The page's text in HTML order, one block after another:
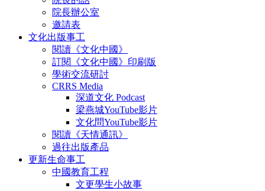
院長辦公室
邀請表
文化出版事工
閱讀《文化中國》
訂閱《文化中國》印刷版
學術交流研討
CRRS Media
深道文化 Podcast
梁燕城YouTube影片
文化問YouTube影片
閱讀《天情通訊》
過往出版產品
更新生命事工
中國教育工程
文更學生小故事